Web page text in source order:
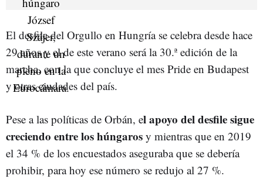
El desfile del Orgullo en Hungría se celebra desde hace
29 años y el de este verano será la 30.ª edición de la
marcha, con la que concluye el mes Pride en Budapest
y otras ciudades del país.
Pese a las políticas de Orbán, el apoyo del desfile sigue
creciendo entre los húngaros y mientras que en 2019
el 34 % de los encuestados aseguraba que se debería
prohibir, para hoy ese número se redujo al 27 %.